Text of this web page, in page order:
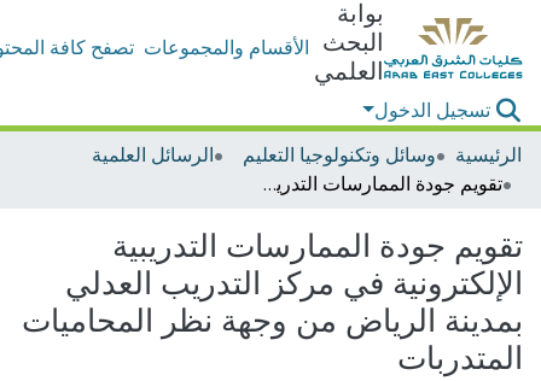
بوابة
البحث
العلمي
الأقسام والمجموعات تصفح كافة
تسجيل الدخول
الرئيسية
وسائل وتكنولوجيا التعليم
الرسائل العلمية
تقويم جودة الممارسات التدريبية الإلكترونية في مركز التدريب العدلي بمدينة الرياض من وجهة نظر المحاميات المتدربات
تقويم جودة الممارسات التدريبية
الإلكترونية في مركز التدريب العدلي
بمدينة الرياض من وجهة نظر المحاميات
المتدربات